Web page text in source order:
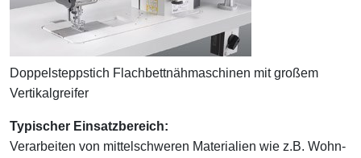
Doppelsteppstich Flachbettnähmaschinen mit großem
Vertikalgreifer
Typischer Einsatzbereich:
Verarbeiten von mittelschweren Materialien wie z.B. Wohn-